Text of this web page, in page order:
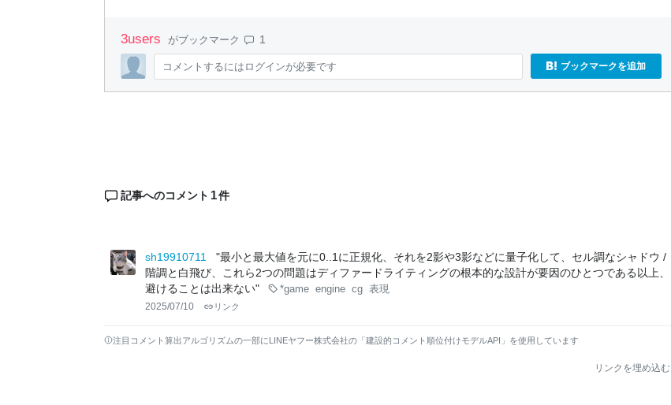
3users がブックマーク 1
コメントするにはログインが必要です ブックマークを追加
記事へのコメント 1件
sh19910711
"最小と最大値を元に0..1に正規化、それを2影や3影などに量子化して、セル調なシャドウ /
階調と白飛び、これら2つの問題はディファードライティングの根本的な設計が要因のひとつである以上、
避けることは出来ない"
*game engine cg 表現
2025/07/10 リンク
注目コメント算出アルゴリズムの一部にLINEヤフー株式会社の「建設的コメント順位付けモデルAPI」を使用しています
リンクを埋め込む